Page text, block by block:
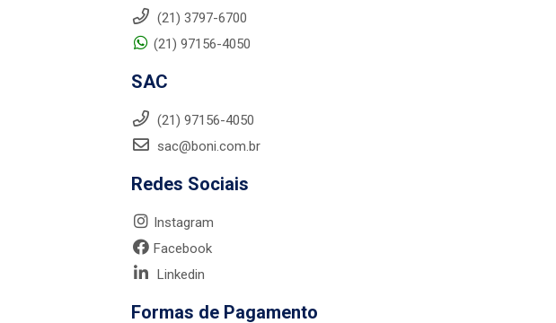
(21) 3797-6700
(21) 97156-4050
SAC
(21) 97156-4050
sac@boni.com.br
Redes Sociais
Instagram
Facebook
Linkedin
Formas de Pagamento